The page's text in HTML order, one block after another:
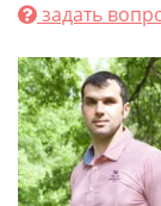
задать